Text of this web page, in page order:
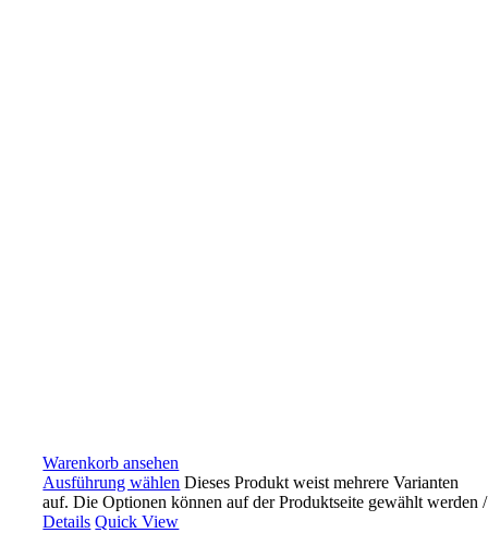
Warenkorb ansehen
Ausführung wählen Dieses Produkt weist mehrere Varianten
auf. Die Optionen können auf der Produktseite gewählt werden/
Details Quick View